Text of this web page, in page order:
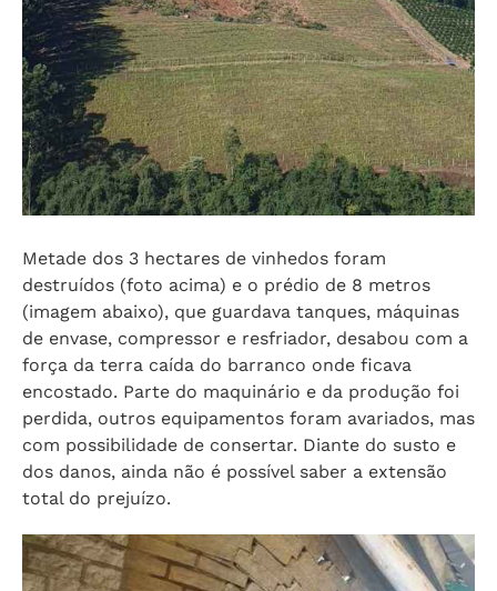
Metade dos 3 hectares de vinhedos foram
destruídos (foto acima) e o prédio de 8 metros
(imagem abaixo), que guardava tanques, máquinas
de envase, compressor e resfriador, desabou com a
força da terra caída do barranco onde ficava
encostado. Parte do maquinário e da produção foi
perdida, outros equipamentos foram avariados, mas
com possibilidade de consertar. Diante do susto e
dos danos, ainda não é possível saber a extensão
total do prejuízo.